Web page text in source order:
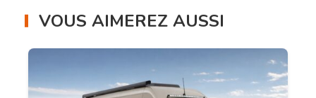
VOUS AIMEREZ AUSSI